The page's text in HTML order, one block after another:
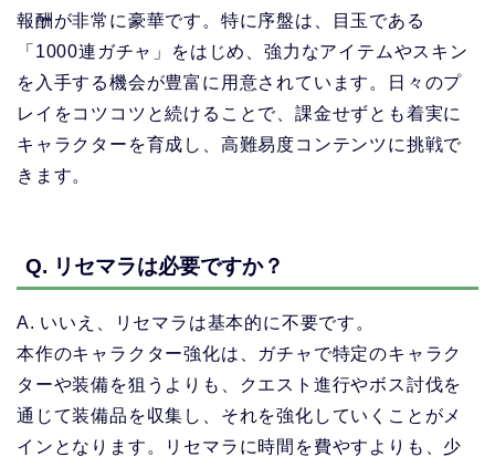
報酬が非常に豪華です。特に序盤は、目玉である
「1000連ガチャ」をはじめ、強力なアイテムやスキン
を入手する機会が豊富に用意されています。日々のプ
レイをコツコツと続けることで、課金せずとも着実に
キャラクターを育成し、高難易度コンテンツに挑戦で
きます。
Q. リセマラは必要ですか？
A. いいえ、リセマラは基本的に不要です。
本作のキャラクター強化は、ガチャで特定のキャラク
ターや装備を狙うよりも、クエスト進行やボス討伐を
通じて装備品を収集し、それを強化していくことがメ
インとなります。リセマラに時間を費やすよりも、少